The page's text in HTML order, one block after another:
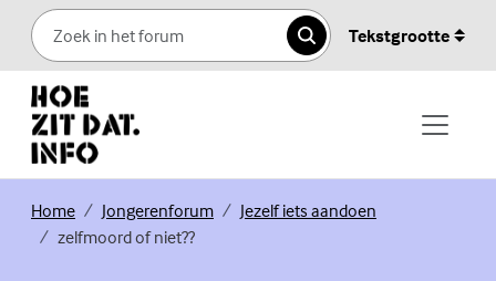
Skip to content
Zoeken
Tekstgrootte
Home(Externe link)
Jongerenforum(Externe link)
Jezelf iets aandoen
zelfmoord of niet??